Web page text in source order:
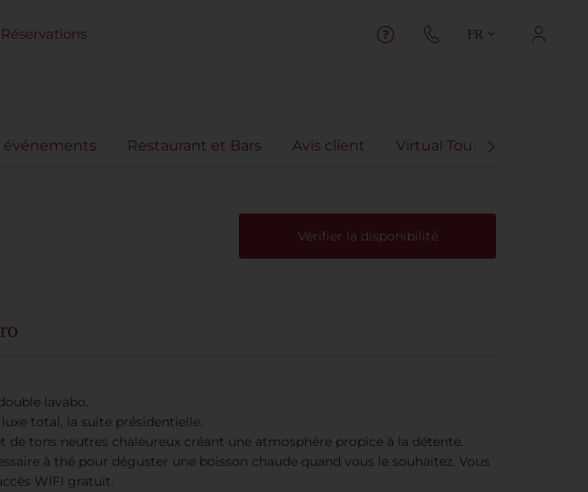
Réservations FR
événements Restaurant et Bars Avis client Virtual Tour
Vérifier la disponibilité
lavabo.
total, la suite présidentielle.
tons neutres chaleureux créant une atmosphère propice à la détente.
à thé pour déguster une boisson chaude quand vous le souhaitez. Vous
WIFI gratuit.